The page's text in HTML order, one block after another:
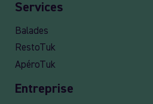
Services
Balades
RestoTuk
ApéroTuk
Entreprise